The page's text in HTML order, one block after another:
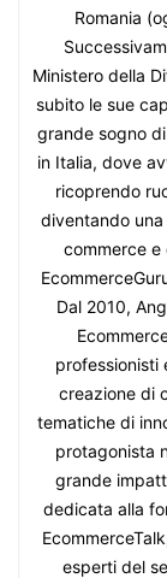
Romania
Ministero della
subito le sue
grande sogno
in Italia, dove
ricoprendo
diventando
commerce e
Dal 2010,
professionisti
creazione di
tematiche di
protagonista
grande
dedicata alla
esperti del